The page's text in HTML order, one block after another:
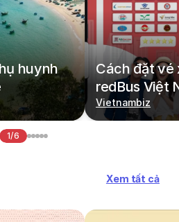
huynh
Cách đặt vé
redBus Việt
Vietnambiz
1/6
Xem tất cả